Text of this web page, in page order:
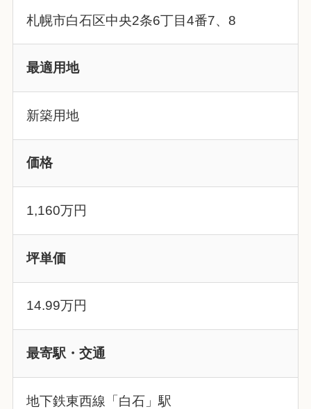
札幌市白石区中央2条6丁目4番7、8
最適用地
新築用地
価格
1,160万円
坪単価
14.99万円
最寄駅・交通
地下鉄東西線「白石」駅